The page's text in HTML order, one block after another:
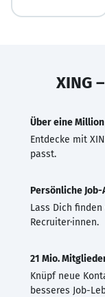
XING
Über eine Million
Entdecke mit
passt.
Persönliche
Lass Dich
Recruiter·innen.
21 Mio.
Knüpf neue
besseres Job-